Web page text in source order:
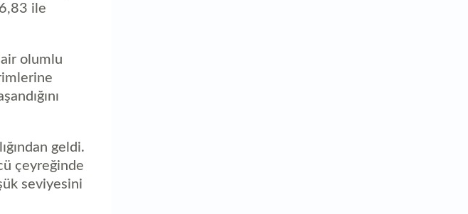
ile
olumlu
geldi.
çeyreğinde
seviyesini